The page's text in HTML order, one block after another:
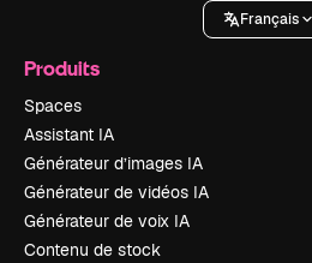
Français
Produits
Spaces
Assistant IA
Générateur d’images IA
Générateur de vidéos IA
Générateur de voix IA
Contenu de stock